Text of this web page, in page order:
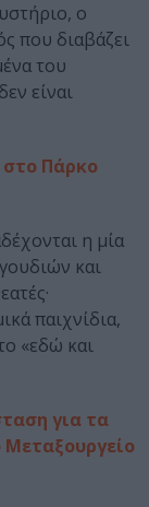
ο
που διαβάζει
του
είναι
στο Πάρκο
η μία
και
παιχνίδια,
«εδώ και
για τα
Μεταξουργείο